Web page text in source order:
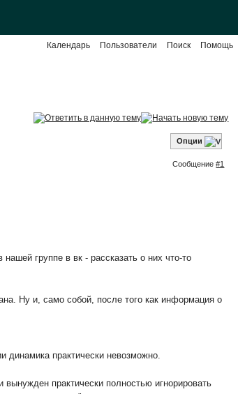
Помощь
Поиск
Пользователи
Календарь
Опции
Сообщение#1
группе в вк - рассказать о них что-то
Ну и, само собой, после того как информация о
динамика практически невозможно.
практически полностью игнорировать